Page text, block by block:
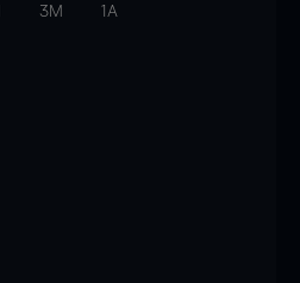
3M 1A